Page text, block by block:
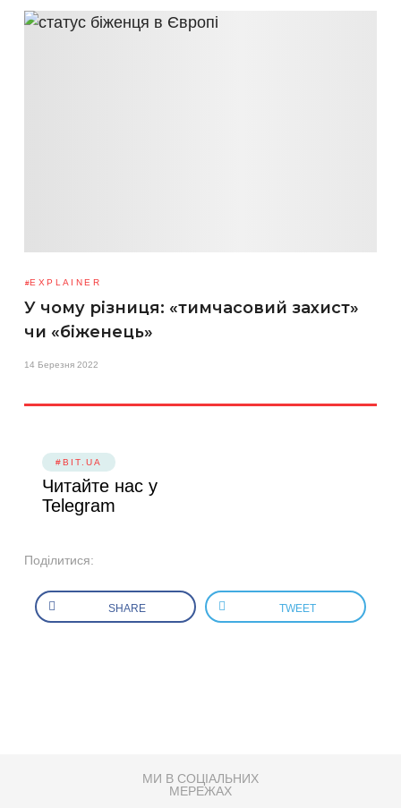
EXPLAINER
У чому різниця: «тимчасовий захист»
чи «біженець»
14 Березня 2022
#BIT.UA
Читайте нас у
Telegram
Поділитися:
SHARE TWEET
МИ В СОЦІАЛЬНИХ
МЕРЕЖАХ